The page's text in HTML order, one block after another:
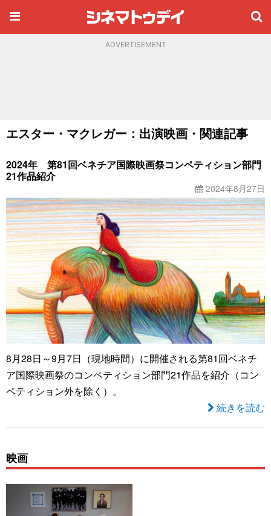
ADVERTISEMENT
エスター・マクレガー：出演映画・関連記事
2024年 第81回ベネチア国際映画祭コンペティション部門
21作品紹介
2024年8月27日
8月28日～9月7日（現地時間）に開催される第81回ベネチ
ア国際映画祭のコンペティション部門21作品を紹介（コン
ペティション外を除く）。
続きを読む
映画